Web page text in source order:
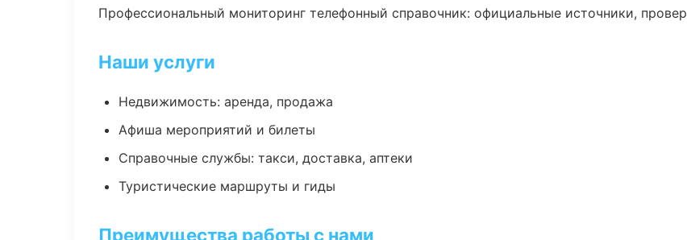
Профессиональный мониторинг телефонный справочник: официальные источники,
Наши услуги
Недвижимость: аренда, продажа
Афиша мероприятий и билеты
Справочные службы: такси, доставка, аптеки
Туристические маршруты и гиды
Преимущества работы с нами